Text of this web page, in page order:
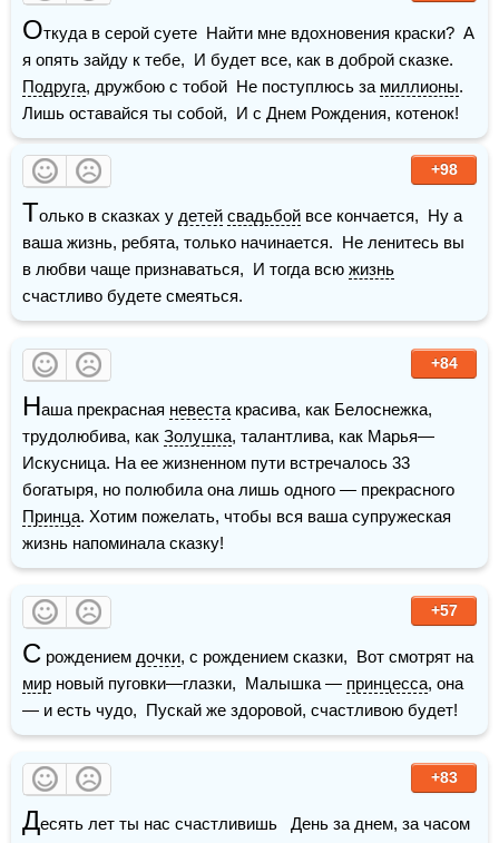
Откуда в серой суете  Найти мне вдохновения краски?  А
Подруга, дружбою с тобой  Не поступлюсь за миллионы.
Лишь оставайся ты собой,  И с Днем Рождения, котенок!
+98
Только в сказках у детей свадьбой все кончается,  Ну а
ваша жизнь, ребята, только начинается.  Не ленитесь вы
в любви чаще признаваться,  И тогда всю жизнь
счастливо будете смеяться.
+84
Наша прекрасная невеста красива, как Белоснежка,
трудолюбива, как Золушка, талантлива, как Марья—
Искусница. На ее жизненном пути встречалось 33
Принца. Хотим пожелать, чтобы вся ваша супружеская
жизнь напоминала сказку!
+57
С рождением дочки
мир новый пуговки—глазки,  Малышка — принцесса, она
— и есть чудо,  Пускай же здоровой, счастливою будет!
+83
Десять лет ты нас счастливишь   День за днем, за часом